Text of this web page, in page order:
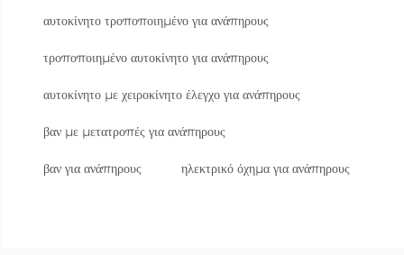
αυτοκίνητο τροποποιημένο για ανάπηρους
τροποποιημένο αυτοκίνητο για ανάπηρους
αυτοκίνητο με χειροκίνητο έλεγχο για ανάπηρους
βαν με μετατροπές για ανάπηρους
βαν για ανάπηρους ηλεκτρικό όχημα για ανάπηρους